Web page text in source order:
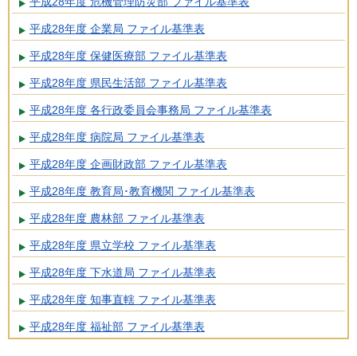
平成28年度 企業局 ファイル基準表
平成28年度 保健医療部 ファイル基準表
平成28年度 県民生活部 ファイル基準表
平成28年度 各行政委員会事務局 ファイル基準表
平成28年度 病院局 ファイル基準表
平成28年度 企画財政部 ファイル基準表
平成28年度 教育局･教育機関 ファイル基準表
平成28年度 農林部 ファイル基準表
平成28年度 県立学校 ファイル基準表
平成28年度 下水道局 ファイル基準表
平成28年度 知事直轄 ファイル基準表
平成28年度 福祉部 ファイル基準表